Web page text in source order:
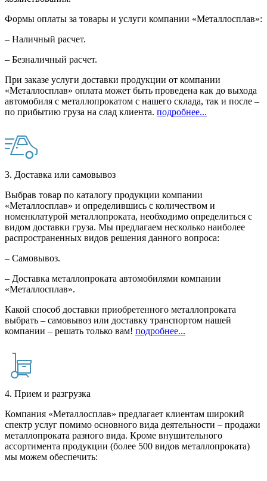
Формы оплаты за товары и услуги компании «Металлосплав»:
– Наличный расчет.
– Безналичный расчет.
При заказе услуги доставки продукции от компании
«Металлосплав» оплата может быть проведена как до выхода
автомобиля с металлопрокатом с нашего склада, так и после –
по прибытию груза на слад клиента. подробнее...
3. Доставка или самовывоз
Выбрав товар по каталогу продукции компании
«Металлосплав» и определившись с количеством и
номенклатурой металлопроката, необходимо определиться с
видом доставки груза. Мы предлагаем несколько наиболее
распространенных видов решения данного вопроса:
– Самовывоз.
– Доставка металлопроката автомобилями компании
«Металлосплав».
Какой способ доставки приобретенного металлопроката
выбрать – самовывоз или доставку транспортом нашей
компании – решать только вам! подробнее...
4. Прием и разгрузка
Компания «Металлосплав» предлагает клиентам широкий
спектр услуг помимо основного вида деятельности – продажи
металлопроката разного вида. Кроме внушительного
ассортимента продукции (более 500 видов металлопроката)
мы можем обеспечить: